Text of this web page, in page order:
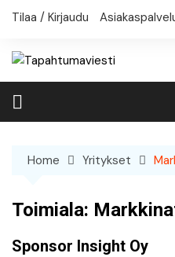
Skip
Tilaa / Kirjaudu
Home Yritykset
Toimiala:
Sponsor Insight Oy